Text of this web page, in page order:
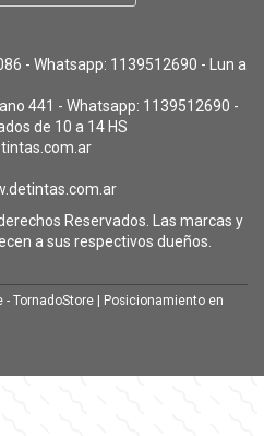
- Whatsapp: 1139512690 - Lun a
441 - Whatsapp: 1139512690 -
de 10 a 14 HS
Reservados. Las marcas y
a sus respectivos dueños.
- TornadoStore | Posicionamiento en